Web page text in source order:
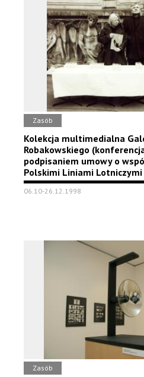
Zasób
Kolekcja multimedialna
Robakowskiego
podpisaniem umowy o
Polskimi Liniami
06.10-26.12.1998
Zasób